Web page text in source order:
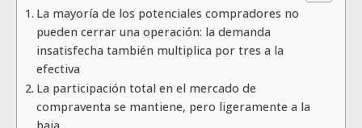
La mayoría de los potenciales compradores no
pueden cerrar una operación: la demanda
insatisfecha también multiplica por tres a la
efectiva
La participación total en el mercado de
compraventa se mantiene, pero ligeramente a la